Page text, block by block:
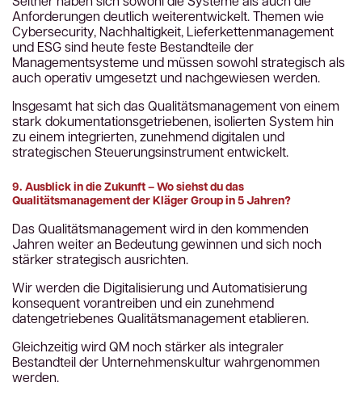
Anforderungen deutlich weiterentwickelt. Themen wie
Cybersecurity, Nachhaltigkeit, Lieferkettenmanagement
und ESG sind heute feste Bestandteile der
Managementsysteme und müssen sowohl strategisch als
auch operativ umgesetzt und nachgewiesen werden.
Insgesamt hat sich das Qualitätsmanagement von einem
stark dokumentationsgetriebenen, isolierten System hin
zu einem integrierten, zunehmend digitalen und
strategischen Steuerungsinstrument entwickelt.
9. Ausblick in die Zukunft – Wo siehst du das
Qualitätsmanagement der Kläger Group in 5 Jahren?
Das Qualitätsmanagement wird in den kommenden
Jahren weiter an Bedeutung gewinnen und sich noch
stärker strategisch ausrichten.
Wir werden die Digitalisierung und Automatisierung
konsequent vorantreiben und ein zunehmend
datengetriebenes Qualitätsmanagement etablieren.
Gleichzeitig wird QM noch stärker als integraler
Bestandteil der Unternehmenskultur wahrgenommen
werden.